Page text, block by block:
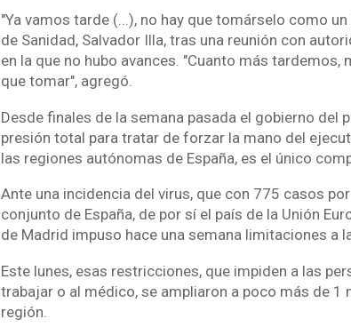
"Ya vamos tarde (...), no hay que tomárselo como
de Sanidad, Salvador Illa, tras una reunión con
en la que no hubo avances. "Cuanto más
que tomar", agregó.
Desde finales de la semana pasada el gobierno del
presión total para tratar de forzar la mano del
las regiones autónomas de España, es el único
Ante una incidencia del virus, que con 775 casos
conjunto de España, de por sí el país de la Unión
de Madrid impuso hace una semana limitaciones a
Este lunes, esas restricciones, que impiden a las
trabajar o al médico, se ampliaron a poco más de
región.